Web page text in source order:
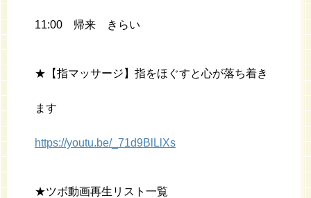
11:00 帰来 きらい
★【指マッサージ】指をほぐすと心が落ち着き
ます
https://youtu.be/_71d9BlLlXs
★ツボ動画再生リスト一覧